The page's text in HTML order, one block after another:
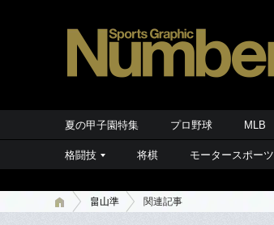
夏の甲子園特集 プロ野球 MLB
格闘技 将棋 モータースポーツ
畠山準 関連記事